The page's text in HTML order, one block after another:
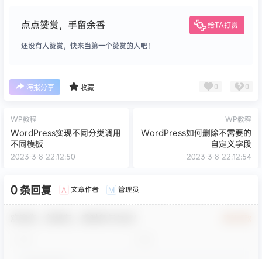
点点赞赏，手留余香 给TA打赏
还没有人赞赏，快来当第一个赞赏的人吧！
海报分享 收藏 0 0
WP教程
WordPress实现不同分类调用
不同模板
2023-3-8 22:12:50
WP教程
WordPress如何删除不需要的
自定义字段
2023-3-8 22:12:54
0 条回复 A 文章作者 M 管理员